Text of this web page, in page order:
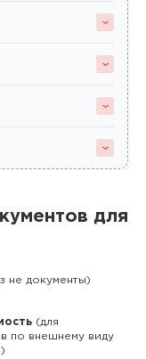
для
не документы)
(для
по внешнему виду